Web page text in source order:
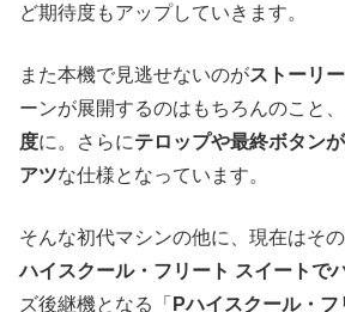
ど期待度もアップしていきます。
また本機で見逃せないのがストーリ
ーンが展開するのはもちろんのこと
度に。さらにテロップや最終ボタン
アツな仕様となっています。
そんな初代マシンの他に、現在はそ
ハイスクール・フリート スイートで
ズ後継機となる「 Pハイスクール・